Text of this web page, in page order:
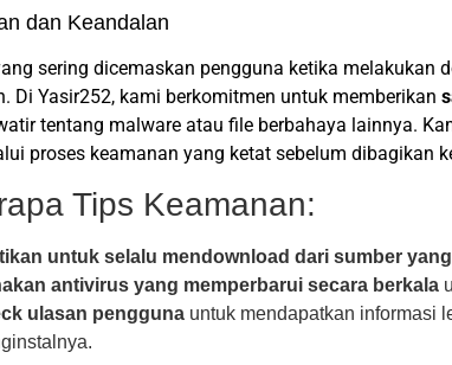
dan Keandalan
sering dicemaskan pengguna ketika melakukan
Di Yasir252, kami berkomitmen untuk memberikan
tentang malware atau file berbahaya lainnya.
proses keamanan yang ketat sebelum dibagikan
Tips Keamanan:
untuk selalu mendownload dari sumber
antivirus yang memperbarui secara berkala
ulasan pengguna untuk mendapatkan informasi